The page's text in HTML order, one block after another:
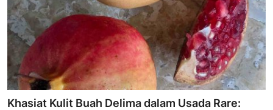
Khasiat Kulit Buah Delima dalam Usada Rare: